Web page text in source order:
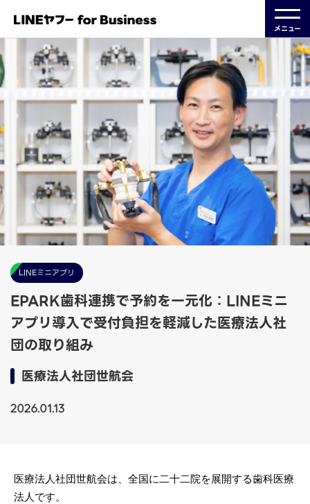
メニュー
LINEミニアプリ
EPARK歯科連携で予約を一元化：LINEミニ
アプリ導入で受付負担を軽減した医療法人社
団の取り組み
医療法人社団世航会
2026.01.13
医療法人社団世航会は、全国に二十二院を展開する歯科医療
法人です。